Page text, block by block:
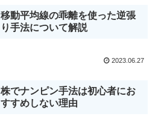
移動平均線の乖離を使った逆張
り手法について解説
2023.06.27
株でナンピン手法は初心者にお
すすめしない理由